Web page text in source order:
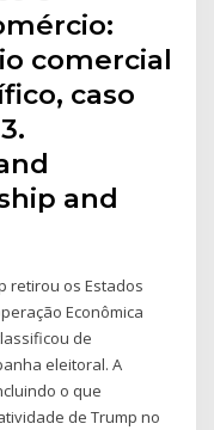
comercial
caso
and
retirou os Estados
Econômica
de
eleitoral. A
o que
de Trump no